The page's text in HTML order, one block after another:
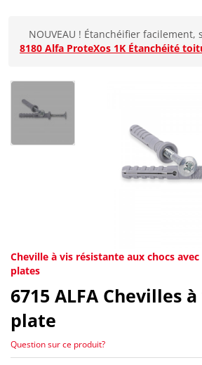
NOUVEAU ! Étanchéifier facilement,
8180 Alfa ProteXos 1K Étanchéité
Cheville à vis résistante aux chocs
plates
6715 ALFA Chevilles
plate
Question sur ce produit?